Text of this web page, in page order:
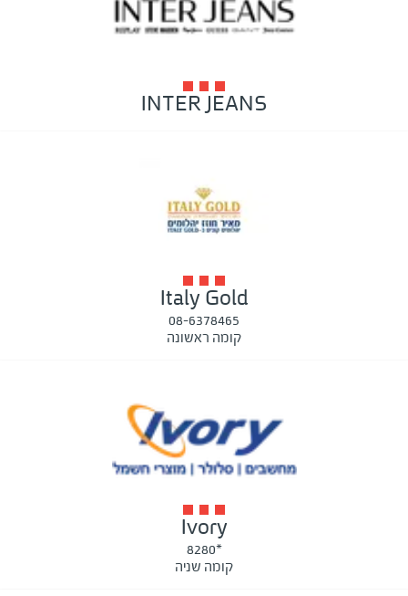
INTER JEANS
Italy Gold
08-6378465
קומה ראשונה
Ivory
*8280
קומה שניה